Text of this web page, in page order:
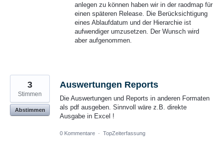
anlegen zu können haben wir in der raodmap für
einen späteren Release. Die Berücksichtigung
eines Ablaufdatum und der Hierarchie ist
aufwendiger umzusetzen. Der Wunsch wird
aber aufgenommen.
Auswertungen Reports
Die Auswertungen und Reports in anderen Formaten
als pdf ausgeben. Sinnvoll wäre z.B. direkte
Ausgabe in Excel !
3
Stimmen
Abstimmen
0 Kommentare · TopZeiterfassung